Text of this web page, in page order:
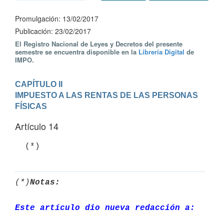
Promulgación: 13/02/2017
Publicación: 23/02/2017
El Registro Nacional de Leyes y Decretos del presente
semestre se encuentra disponible en la Librería Digital de
IMPO.
CAPÍTULO II
IMPUESTO A LAS RENTAS DE LAS PERSONAS
FÍSICAS
Artículo 14
(*)Notas:
Este artículo dio nueva redacción a: